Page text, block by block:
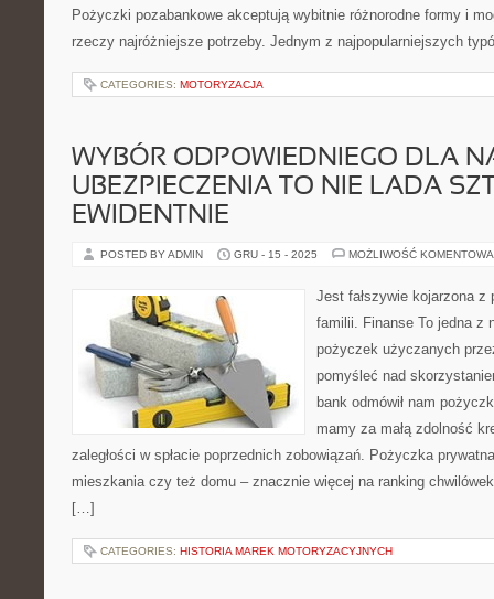
Pożyczki pozabankowe akceptują wybitnie różnorodne formy i
rzeczy najróżniejsze potrzeby. Jednym z najpopularniejszych
CATEGORIES: MOTORYZACJA
WYBÓR ODPOWIEDNIEGO DLA
UBEZPIECZENIA TO NIE LADA
EWIDENTNIE
POSTED BY ADMIN GRU - 15 - 2025 MOŻLIWOŚĆ
Jest fałszywie kojarzona
familii. Finanse To jedna z
pożyczek użyczanych
pomyśleć nad
bank odmówił nam
mamy za małą zdolność
zaległości w spłacie poprzednich zobowiązań. Pożyczka
mieszkania czy też domu – znacznie więcej na ranking
[…]
CATEGORIES: HISTORIA MAREK MOTORYZACYJNYCH